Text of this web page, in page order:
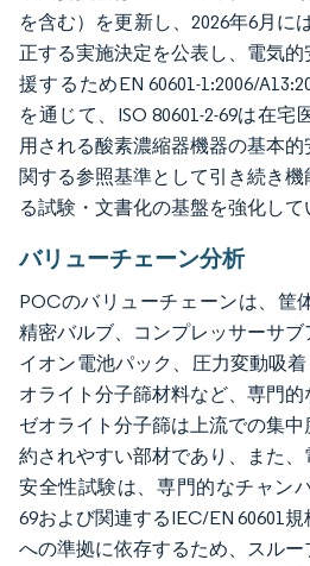
を含む）を更新し、2026年6月に
正する実施決定を公表し、電気
援するためEN 60601-1:2006/
を通じて、ISO 80601-2-69は在
用される酸素濃縮器機器の基本
関する参照基準として引き続き
る試験・文書化の基盤を強化して
バリューチェーン分析
POCのバリューチェーンは、筐
精密バルブ、コンプレッサーサ
イオン電池パック、圧力変動吸
オライト分子篩材料など、専門的
ゼオライト分子篩は上流での集
約されやすい部材であり、また
安全性試験は、専門的なチャン
69および関連するIEC/EN 60601
への準拠に依存するため、スル